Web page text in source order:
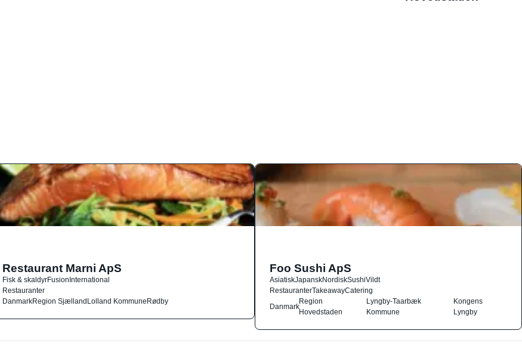
Restaurant Marni ApS
Fisk & skaldyrFusionInternational
Restauranter
DanmarkRegion SjællandLolland KommuneRødby
Foo Sushi ApS
AsiatiskJapanskNordiskSushiVildt
RestauranterTakeawayCatering
Danmark
Region
Hovedstaden
Lyngby-Taarbæk
Kommune
Kongens
Lyngby